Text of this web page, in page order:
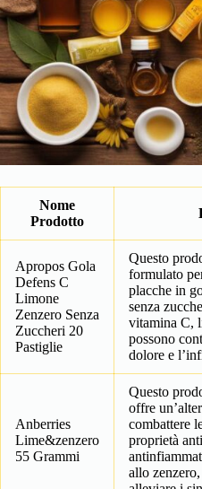
Nome
Prodotto
Apropos Gola
Defens C
Limone
Zenzero Senza
Zuccheri 20
Pastiglie
Questo
formulato
placche in
senza
vitamina C,
possono
dolore e
Anberries
Lime&zenzero
55 Grammi
Questo
offre
combattere
proprietà
allo